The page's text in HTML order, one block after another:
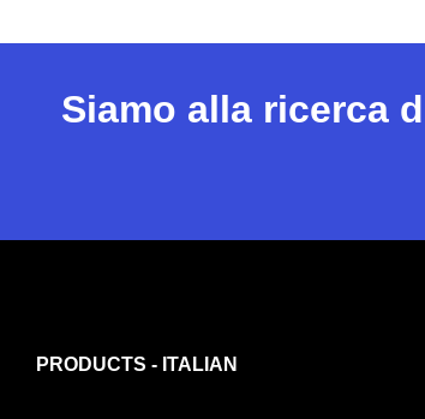
Siamo alla ricerca
PRODUCTS - ITALIAN